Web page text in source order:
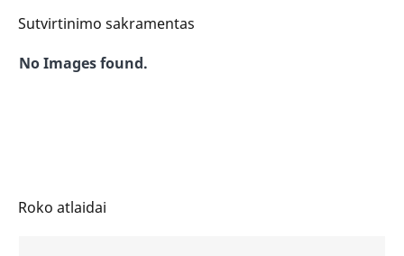
Sutvirtinimo sakramentas
No Images found.
Roko atlaidai